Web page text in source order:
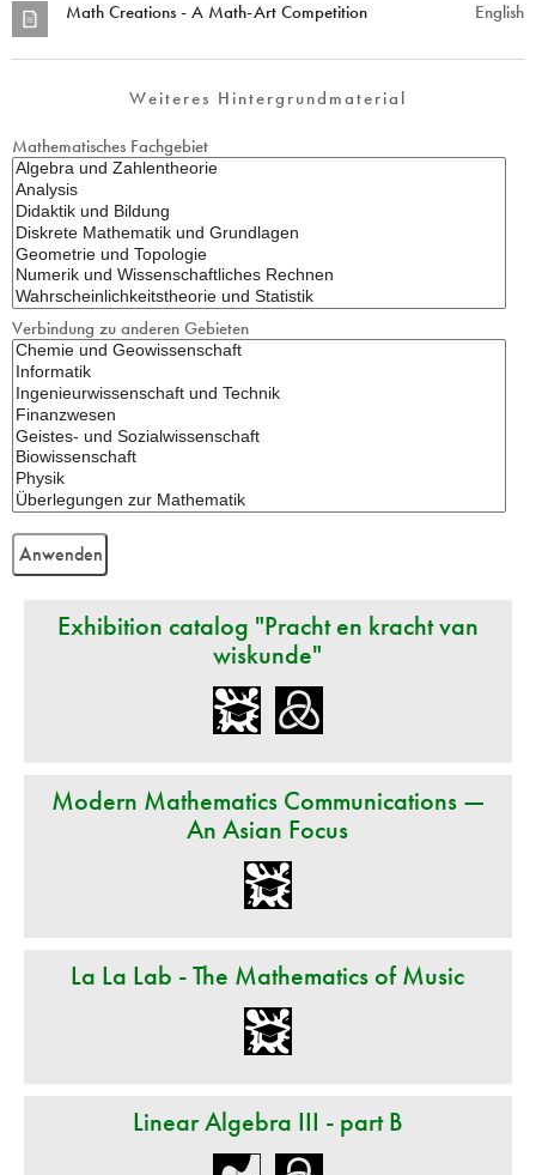
English
Math Creations - A Math-Art Competition
Weiteres Hintergrundmaterial
Mathematisches Fachgebiet
Verbindung zu anderen Gebieten
Exhibition catalog "Pracht en kracht van
wiskunde"
Modern Mathematics Communications —
An Asian Focus
La La Lab - The Mathematics of Music
Linear Algebra III - part B